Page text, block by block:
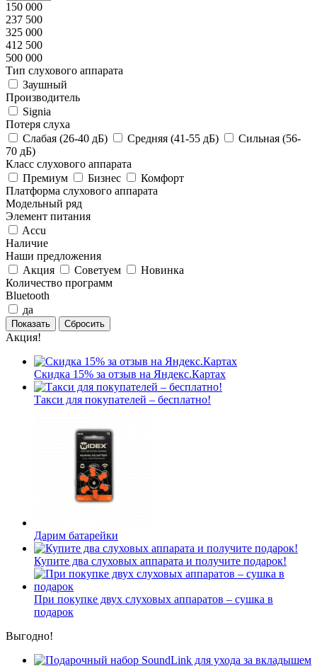
150 000
237 500
325 000
412 500
500 000
Тип слухового аппарата
Заушный
Производитель
Signia
Потеря слуха
Слабая (26-40 дБ)
Средняя (41-55 дБ)
Сильная (56-
70 дБ)
Класс слухового аппарата
Премиум
Бизнес
Комфорт
Платформа слухового аппарата
Модельный ряд
Элемент питания
Accu
Наличие
Наши предложения
Акция
Советуем
Новинка
Количество программ
Bluetooth
да
Акция!
Скидка 15% за отзыв на Яндекс.Картах
Такси для покупателей – бесплатно!
Дарим батарейки
Купите два слуховых аппарата и получите подарок!
При покупке двух слуховых аппаратов – сушка в
подарок
Выгодно!